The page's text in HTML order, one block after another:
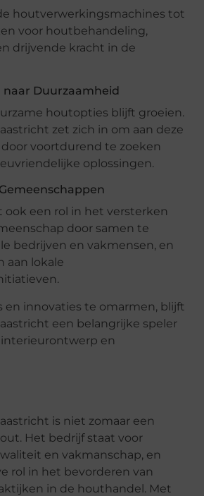
houtverwerkingsmachines tot
voor houtbehandeling,
drijvende kracht in de
naar Duurzaamheid
houtopties blijft groeien.
zet zich in om aan deze
voortdurend te zoeken
oplossingen.
ook een rol in het versterken
door samen te
bedrijven en vakmensen, en
aan lokale
en innovaties te omarmen, blijft
een belangrijke speler
en
is niet zomaar een
Het bedrijf staat voor
en vakmanschap, en
rol in het bevorderen van
in de houthandel. Met